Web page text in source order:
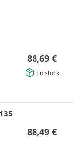
88,69 €
En stock
88,49 €